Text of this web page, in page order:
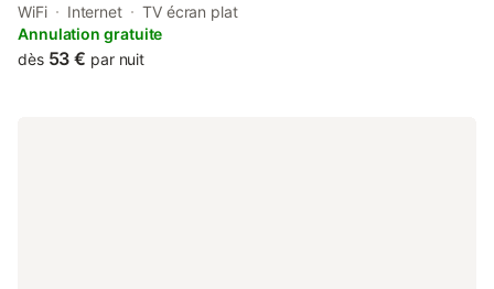
Avignon TGV Train Station, and 44 km from Parc des
Expositions Avignon.
WiFi Internet
TV écran plat
Annulation gratuite
dès 53 € par nuit